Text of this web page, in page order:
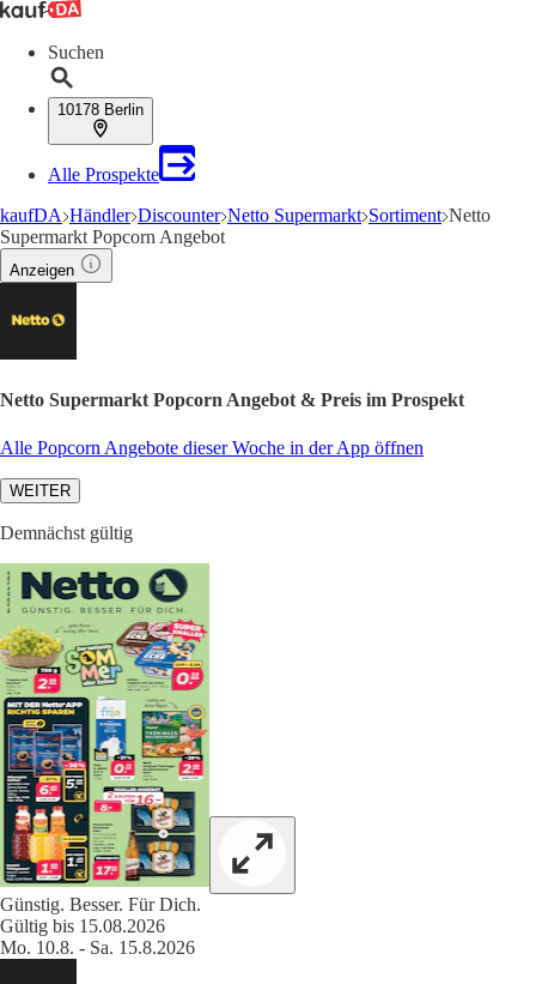
Suchen
10178 Berlin
Alle Prospekte
kaufDA Händler Discounter Netto Supermarkt Sortiment Netto
Supermarkt Popcorn Angebot
Anzeigen
Netto Supermarkt Popcorn Angebot & Preis im Prospekt
Alle Popcorn Angebote dieser Woche in der App öffnen
WEITER
Demnächst gültig
Günstig. Besser. Für Dich.
Gültig bis 15.08.2026
Mo. 10.8. - Sa. 15.8.2026